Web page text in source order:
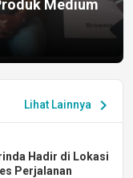
Medium
Lihat Lainnya chevron_right
Hadir di Lokasi
Perjalanan